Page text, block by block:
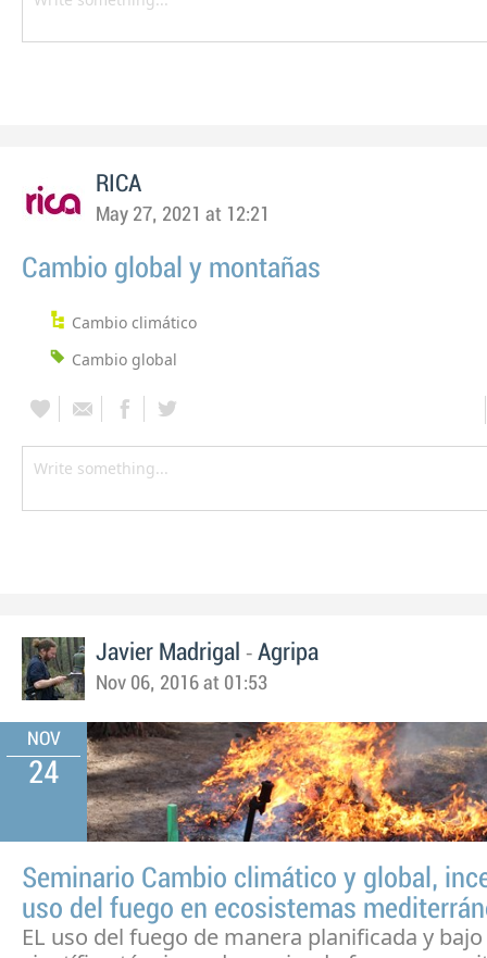
RICA
May 27, 2021 at 12:21
Cambio global y montañas
Cambio climático
Cambio global
Javier Madrigal - Agripa
Nov 06, 2016 at 01:53
NOV
24
Seminario Cambio climático y global,
uso del fuego en ecosistemas
EL uso del fuego de manera planificada y